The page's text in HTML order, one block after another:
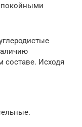
составе. Исходя